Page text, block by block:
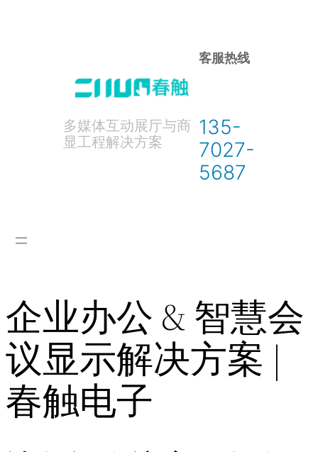
多媒体互动展厅与商
显工程解决方案
客服热线
135-
7027-
5687
企业办公 & 智慧会
议显示解决方案 |
春触电子